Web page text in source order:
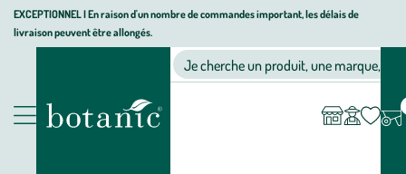
Aller
Aller
au
Aller
au
page
EXCEPTIONNEL I En raison d'un nombre de commandes important, les délais de
livraison peuvent être allongés.
Nos produits
Jardinerie écologique, animalerie, décoration, alimentation bio
Je cherche un produit, une marque, un
compte